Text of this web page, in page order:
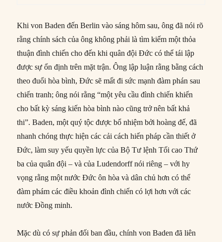
Khi von Baden đến Berlin vào sáng hôm sau, ông đã nói rõ
rằng chính sách của ông không phải là tìm kiếm một thỏa
thuận đình chiến cho đến khi quân đội Đức có thể tái lập
được sự ổn định trên mặt trận. Ông lập luận rằng bằng cách
theo đuổi hòa bình, Đức sẽ mất đi sức mạnh đàm phán sau
chiến tranh; ông nói rằng “một yêu cầu đình chiến khiến
cho bất kỳ sáng kiến ​​hòa bình nào cũng trở nên bất khả
thi”. Baden, một quý tộc được bổ nhiệm bởi hoàng đế, đã
nhanh chóng thực hiện các cải cách hiến pháp cần thiết ở
Đức, làm suy yếu quyền lực của Bộ Tư lệnh Tối cao Thứ
ba của quân đội – và của Ludendorff nói riêng – với hy
vọng rằng một nước Đức ôn hòa và dân chủ hơn có thể
đàm phám các điều khoản đình chiến có lợi hơn với các
nước Đồng minh.
Mặc dù có sự phản đối ban đầu, chính von Baden đã liên